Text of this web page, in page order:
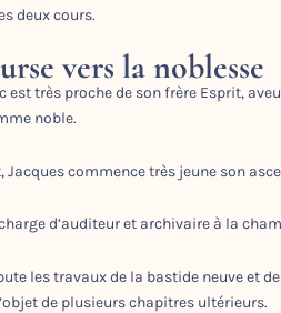
deux cours.
vers la noblesse
est très proche de son frère Esprit,
noble.
Jacques commence très jeune son
d’auditeur et archivaire à la
les travaux de la bastide neuve et
de plusieurs chapitres ultérieurs.